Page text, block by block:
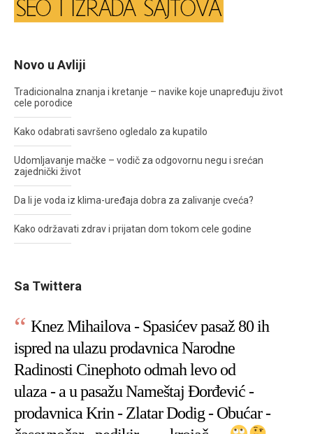
Novo u Avliji
Tradicionalna znanja i kretanje – navike koje unapređuju život
cele porodice
Kako odabrati savršeno ogledalo za kupatilo
Udomljavanje mačke – vodič za odgovornu negu i srećan
zajednički život
Da li je voda iz klima-uređaja dobra za zalivanje cveća?
Kako održavati zdrav i prijatan dom tokom cele godine
Sa Twittera
Knez Mihailova - Spasićev pasaž 80 ih
ispred na ulazu prodavnica Narodne
Radinosti Cinephoto odmah levo od
ulaza - a u pasažu Nameštaj Đorđević -
prodavnica Krin - Zlatar Dodig - Obućar -